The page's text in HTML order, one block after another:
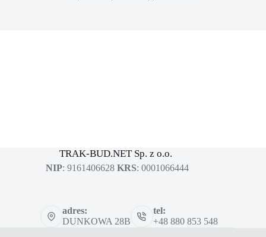
TRAK-BUD.NET Sp. z o.o.
NIP: 9161406628 KRS: 0001066444
adres:
DUNKOWA 28B
tel:
+48 880 853 548